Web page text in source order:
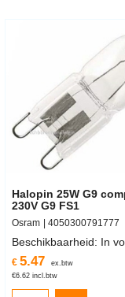
Halopin 25W G9
230V G9 FS1
€ 5.47
ex.btw
€6.62 incl.btw
Osram 4050300791777
Beschikbaarheid: In